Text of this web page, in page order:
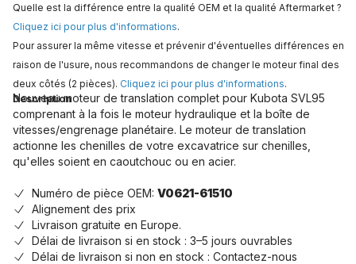
Quelle est la différence entre la qualité OEM et la qualité Aftermarket ?
Cliquez ici pour plus d'informations.
Pour assurer la même vitesse et prévenir d'éventuelles différences en
raison de l'usure, nous recommandons de changer le moteur final des
deux côtés (2 pièces). Cliquez ici pour plus d'informations.
Description
Nouveau moteur de translation complet pour Kubota SVL95
comprenant à la fois le moteur hydraulique et la boîte de
vitesses/engrenage planétaire. Le moteur de translation
actionne les chenilles de votre excavatrice sur chenilles,
qu'elles soient en caoutchouc ou en acier.
Numéro de pièce OEM: V0621-61510
Alignement des prix
Livraison gratuite en Europe.
Délai de livraison si en stock : 3–5 jours ouvrables
Délai de livraison si non en stock : Contactez-nous